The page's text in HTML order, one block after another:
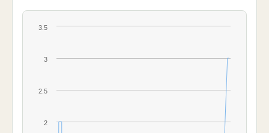
2
2.5
3
3.5